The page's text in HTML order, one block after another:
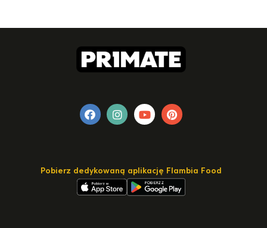
Pobierz dedykowaną aplikację Flambia Food